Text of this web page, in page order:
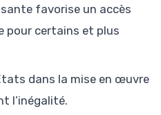
favorise un accès
pour certains et plus
dans la mise en œuvre
l’inégalité.